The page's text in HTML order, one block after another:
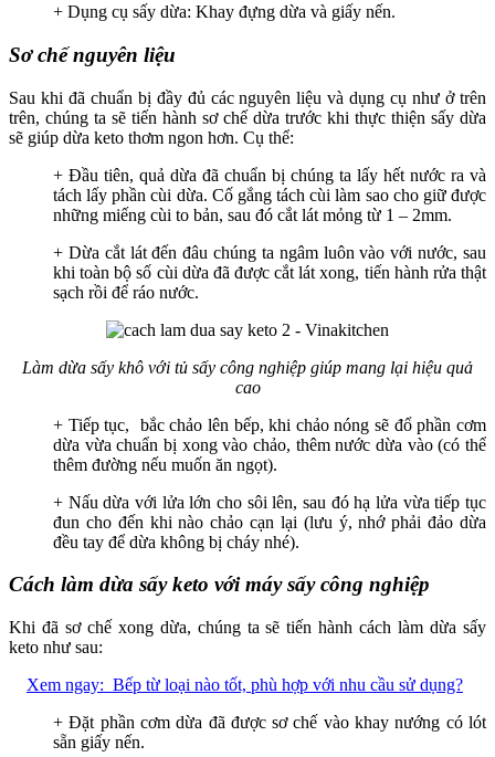
+ Dụng cụ sấy dừa: Khay đựng dừa và giấy nến.
Sơ chế nguyên liệu
Sau khi đã chuẩn bị đầy đủ các nguyên liệu và dụng cụ như ở trên
trên, chúng ta sẽ tiến hành sơ chế dừa trước khi thực thiện sấy dừa
sẽ giúp dừa keto thơm ngon hơn. Cụ thể:
+ Đầu tiên, quả dừa đã chuẩn bị chúng ta lấy hết nước ra và
tách lấy phần cùi dừa. Cố gắng tách cùi làm sao cho giữ được
những miếng cùi to bản, sau đó cắt lát mỏng từ 1 – 2mm.
+ Dừa cắt lát đến đâu chúng ta ngâm luôn vào với nước, sau
khi toàn bộ số cùi dừa đã được cắt lát xong, tiến hành rửa thật
sạch rồi để ráo nước.
Làm dừa sấy khô với tủ sấy công nghiệp giúp mang lại hiệu quả
cao
+ Tiếp tục, bắc chảo lên bếp, khi chảo nóng sẽ đổ phần cơm
dừa vừa chuẩn bị xong vào chảo, thêm nước dừa vào (có thể
thêm đường nếu muốn ăn ngọt).
+ Nấu dừa với lửa lớn cho sôi lên, sau đó hạ lửa vừa tiếp tục
đun cho đến khi nào chảo cạn lại (lưu ý, nhớ phải đảo dừa
đều tay để dừa không bị cháy nhé).
Cách làm dừa sấy keto với máy sấy công nghiệp
Khi đã sơ chế xong dừa, chúng ta sẽ tiến hành cách làm dừa sấy
keto như sau:
Xem ngay: Bếp từ loại nào tốt, phù hợp với nhu cầu sử dụng?
+ Đặt phần cơm dừa đã được sơ chế vào khay nướng có lót
sẵn giấy nến.